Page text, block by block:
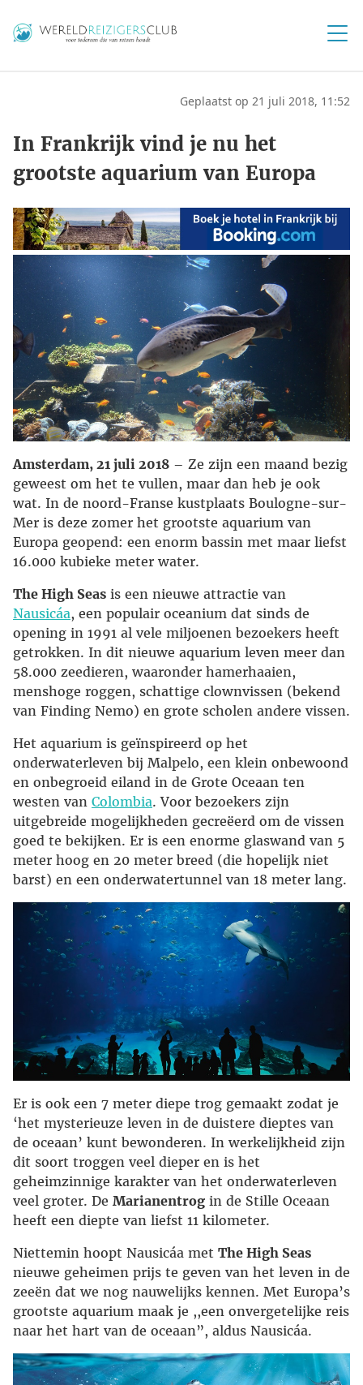
Geplaatst op 21 juli 2018, 11:52
In Frankrijk vind je nu het
grootste aquarium van Europa
Amsterdam, 21 juli 2018 – Ze zijn een maand bezig
geweest om het te vullen, maar dan heb je ook
wat. In de noord-Franse kustplaats Boulogne-sur-
Mer is deze zomer het grootste aquarium van
Europa geopend: een enorm bassin met maar liefst
16.000 kubieke meter water.
The High Seas is een nieuwe attractie van
Nausicáa, een populair oceanium dat sinds de
opening in 1991 al vele miljoenen bezoekers heeft
getrokken. In dit nieuwe aquarium leven meer dan
58.000 zeedieren, waaronder hamerhaaien,
menshoge roggen, schattige clownvissen (bekend
van Finding Nemo) en grote scholen andere vissen.
Het aquarium is geïnspireerd op het
onderwaterleven bij Malpelo, een klein onbewoond
en onbegroeid eiland in de Grote Oceaan ten
westen van Colombia. Voor bezoekers zijn
uitgebreide mogelijkheden gecreëerd om de vissen
goed te bekijken. Er is een enorme glaswand van 5
meter hoog en 20 meter breed (die hopelijk niet
barst) en een onderwatertunnel van 18 meter lang.
Er is ook een 7 meter diepe trog gemaakt zodat je
‘het mysterieuze leven in de duistere dieptes van
de oceaan’ kunt bewonderen. In werkelijkheid zijn
dit soort troggen veel dieper en is het
geheimzinnige karakter van het onderwaterleven
veel groter. De Marianentrog in de Stille Oceaan
heeft een diepte van liefst 11 kilometer.
Niettemin hoopt Nausicáa met The High Seas
nieuwe geheimen prijs te geven van het leven in de
zeeën dat we nog nauwelijks kennen. Met Europa’s
grootste aquarium maak je ,,een onvergetelijke reis
naar het hart van de oceaan”, aldus Nausicáa.